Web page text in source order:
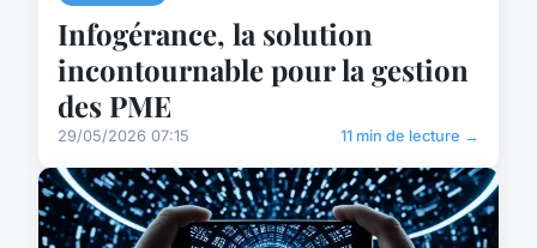
Infogérance, la solution
incontournable pour la gestion
des PME
29/05/2026 07:15 11 min de lecture →